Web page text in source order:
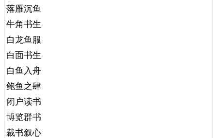
落雁沉鱼
牛角书生
白龙鱼服
白面书生
白鱼入舟
鲍鱼之肆
闭户读书
博览群书
裁书叙心